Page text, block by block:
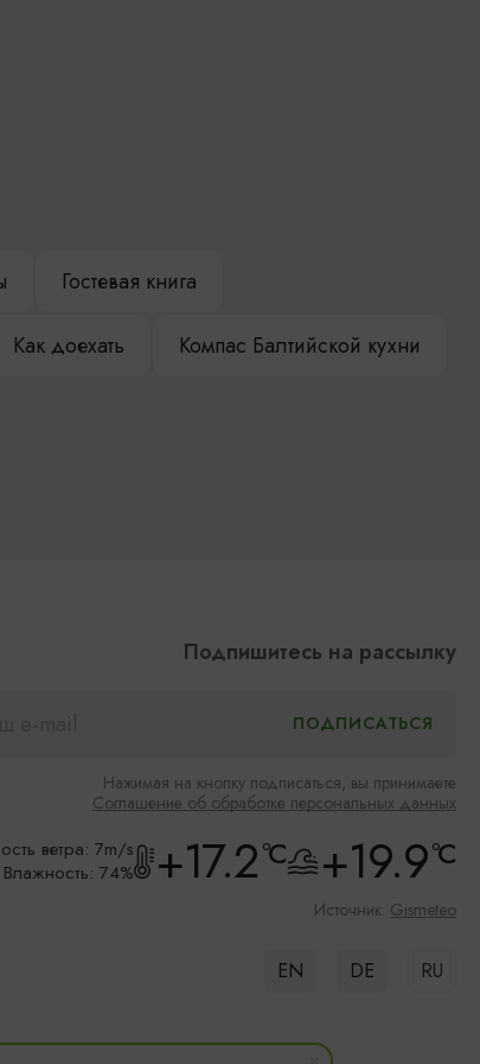
Гостевая книга
Как доехать Компас Балтийской кухни
Подпишитесь на рассылку
Нажимая на кнопку подписаться, вы принимаете
Соглашение об обработке персональных данных
ветра: 7m/s
Влажность: 74%
+17.2°C +19.9°C
Источник: Gismeteo
EN DE RU